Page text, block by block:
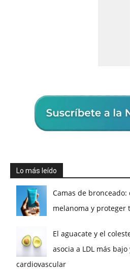
Lo más leído
Camas de
melanoma y proteger
El aguacate y el
asocia a LDL más
cardiovascular